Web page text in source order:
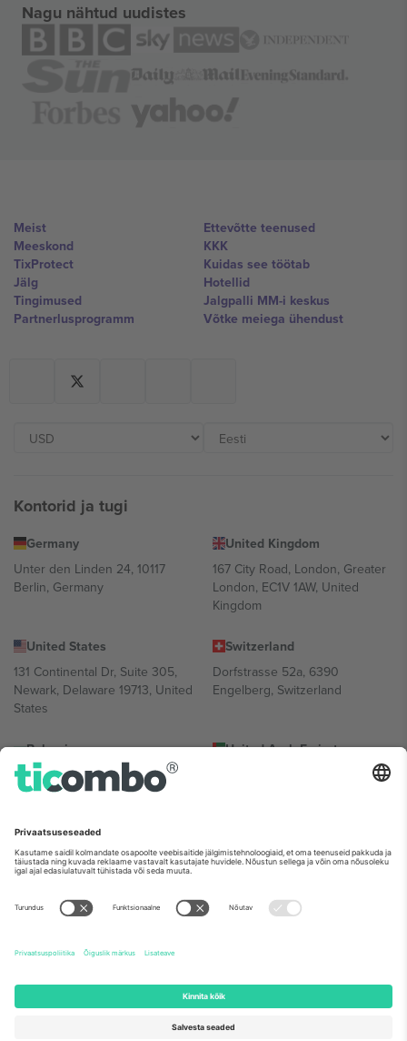
Nagu nähtud uudistes
Meist
Meeskond
TixProtect
Jälg
Tingimused
Partnerlusprogramm
Ettevõtte teenused
KKK
Kuidas see töötab
Hotellid
Jalgpalli MM-i keskus
Võtke meiega ühendust
Kontorid ja tugi
Germany
Unter den Linden 24, 10117
Berlin, Germany
United Kingdom
167 City Road, London, Greater
London, EC1V 1AW, United
Kingdom
United States
131 Continental Dr, Suite 305,
Newark, Delaware 19713, United
States
Switzerland
Dorfstrasse 52a, 6390
Engelberg, Switzerland
Bulgaria
Regus Sofia City West, bul
Totleben 53-55, 1606 Sofia,
United Arab Emirates
UAE Dubai Silicon Oasis, DDP
Mexico
Av Chapultepec 360, Roma
Norte, Cuauhtémoc, 06700
Ciudad de México, CDMX,
sündmusest ja/või domeenist. Detailide jaoks vaata konkreetse
sündmuse lehte, impressumit ja tingimusi.,
2026 Ticombo. Kõik õigused kaitstud.